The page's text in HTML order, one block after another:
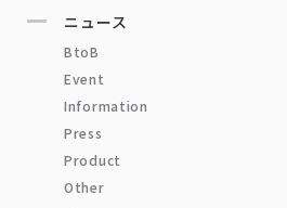
ニュース
BtoB
Event
Information
Press
Product
Other